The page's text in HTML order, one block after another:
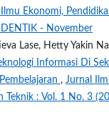
Ekonomi,
- November
Lase, Hetty Yakin
Informasi Di
, Jurnal
Teknik : Vol. 1 No. 3